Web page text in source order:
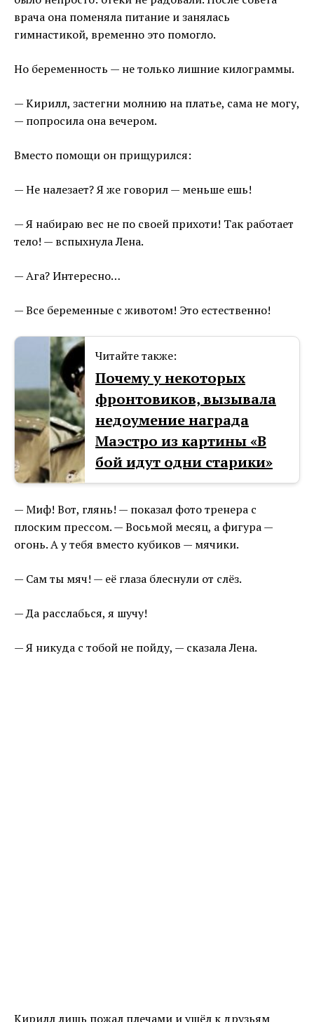
врача она поменяла питание и занялась
гимнастикой, временно это помогло.
Но беременность — не только лишние килограммы.
— Кирилл, застегни молнию на платье, сама не могу,
— попросила она вечером.
Вместо помощи он прищурился:
— Не налезает? Я же говорил — меньше ешь!
— Я набираю вес не по своей прихоти! Так работает
тело! — вспыхнула Лена.
— Ага? Интересно…
— Все беременные с животом! Это естественно!
Читайте также:
Почему у некоторых
фронтовиков, вызывала
недоумение награда
Маэстро из картины «В
бой идут одни старики»
— Миф! Вот, глянь! — показал фото тренера с
плоским прессом. — Восьмой месяц, а фигура —
огонь. А у тебя вместо кубиков — мячики.
— Сам ты мяч! — её глаза блеснули от слёз.
— Да расслабься, я шучу!
— Я никуда с тобой не пойду, — сказала Лена.
Кирилл лишь пожал плечами и ушёл к друзьям